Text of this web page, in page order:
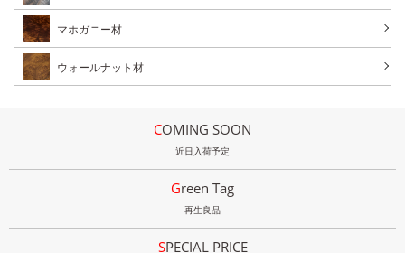
マホガニー材
ウォールナット材
COMING SOON
近日入荷予定
Green Tag
再生良品
SPECIAL PRICE